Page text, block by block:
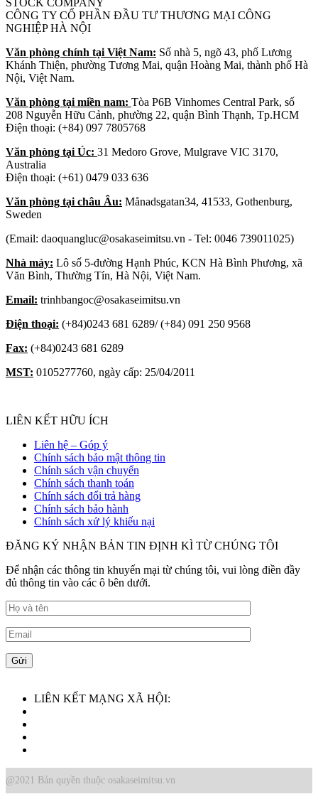
CÔNG TY CỔ PHẦN ĐẦU TƯ THƯƠNG MẠI CÔNG
NGHIỆP HÀ NỘI
Văn phòng chính tại Việt Nam: Số nhà 5, ngõ 43, phố Lương
Khánh Thiện, phường Tương Mai, quận Hoàng Mai, thành phố Hà
Nội, Việt Nam.
Văn phòng tại miền nam: Tòa P6B Vinhomes Central Park, số
208 Nguyễn Hữu Cảnh, phường 22, quận Bình Thạnh, Tp.HCM
Điện thoại: (+84) 097 7805768
Văn phòng tại Úc: 31 Medoro Grove, Mulgrave VIC 3170,
Australia
Điện thoại: (+61) 0479 033 636
Văn phòng tại châu Âu: Månadsgatan34, 41533, Gothenburg,
Sweden
(Email: daoquangluc@osakaseimitsu.vn - Tel: 0046 739011025)
Nhà máy: Lô số 5-đường Hạnh Phúc, KCN Hà Bình Phương, xã
Văn Bình, Thường Tín, Hà Nội, Việt Nam.
Email: trinhbangoc@osakaseimitsu.vn
Điện thoại: (+84)0243 681 6289/ (+84) 091 250 9568
Fax: (+84)0243 681 6289
MST: 0105277760, ngày cấp: 25/04/2011
LIÊN KẾT HỮU ÍCH
Liên hệ – Góp ý
Chính sách bảo mật thông tin
Chính sách vận chuyển
Chính sách thanh toán
Chính sách đổi trả hàng
Chính sách bảo hành
Chính sách xử lý khiếu nại
ĐĂNG KÝ NHẬN BẢN TIN ĐỊNH KÌ TỪ CHÚNG TÔI
Để nhận các thông tin khuyến mại từ chúng tôi, vui lòng điền đầy
đủ thông tin vào các ô bên dưới.
LIÊN KẾT MẠNG XÃ HỘI:
@2021 Bản quyền thuộc osakaseimitsu.vn